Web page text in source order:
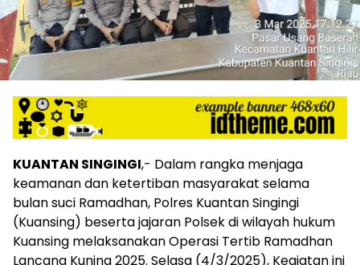
KUANTAN SINGINGI,- Dalam rangka menjaga
keamanan dan ketertiban masyarakat selama
bulan suci Ramadhan, Polres Kuantan Singingi
(Kuansing) beserta jajaran Polsek di wilayah hukum
Kuansing melaksanakan Operasi Tertib Ramadhan
Lancang Kuning 2025. Selasa (4/3/2025), Kegiatan ini